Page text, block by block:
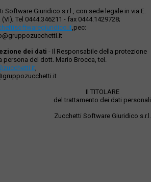
Software Giuridico s.r.l., con sede legale in via E.
Tel 0444.346211 - fax 0444.1429728;
,pec:
dei dati - Il Responsabile della protezione
persona del dott. Mario Brocca, tel.
,
Il TITOLARE
del trattamento dei dati personali
Zucchetti Software Giuridico s.r.l.